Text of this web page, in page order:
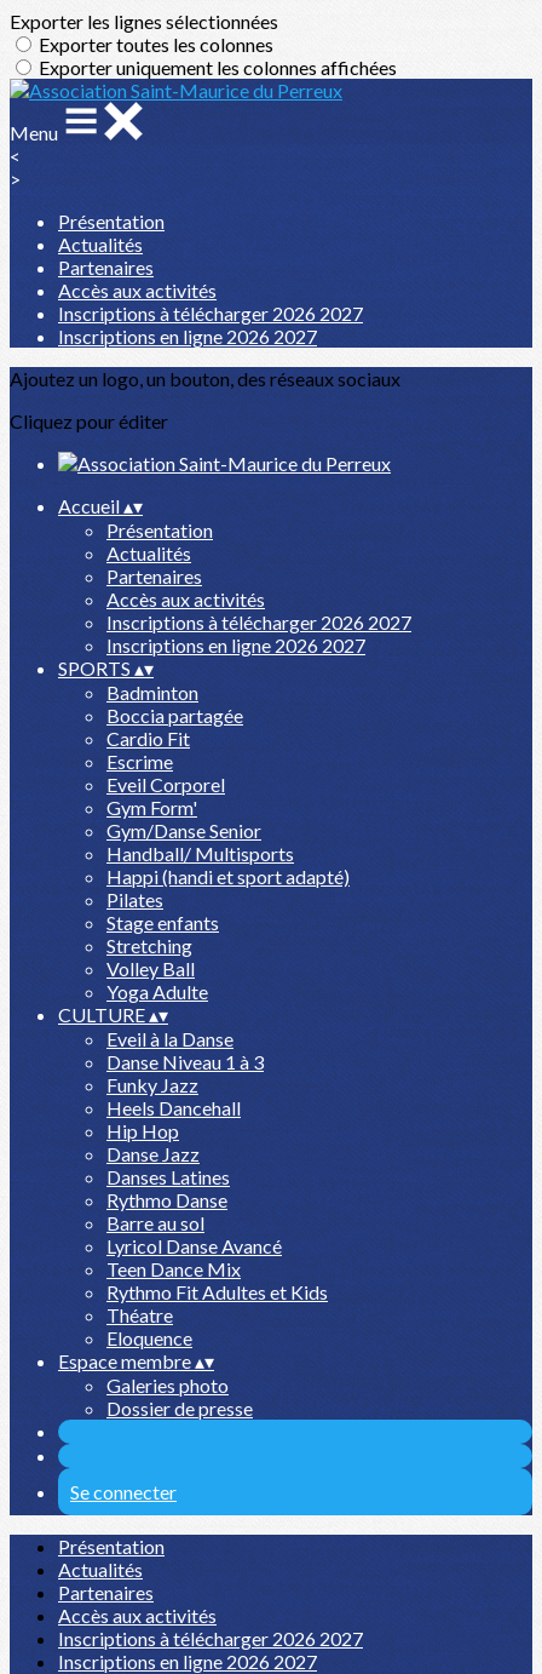
Exporter les lignes sélectionnées
Exporter toutes les colonnes
Exporter uniquement les colonnes affichées
Menu
<
>
Présentation
Actualités
Partenaires
Accès aux activités
Inscriptions à télécharger 2026 2027
Inscriptions en ligne 2026 2027
Ajoutez un logo, un bouton, des réseaux sociaux
Cliquez pour éditer
Accueil▴▾
Présentation
Actualités
Partenaires
Accès aux activités
Inscriptions à télécharger 2026 2027
Inscriptions en ligne 2026 2027
SPORTS▴▾
Badminton
Boccia partagée
Cardio Fit
Escrime
Eveil Corporel
Gym Form'
Gym/Danse Senior
Handball/ Multisports
Happi (handi et sport adapté)
Pilates
Stage enfants
Stretching
Volley Ball
Yoga Adulte
CULTURE▴▾
Eveil à la Danse
Danse Niveau 1 à 3
Funky Jazz
Heels Dancehall
Hip Hop
Danse Jazz
Danses Latines
Rythmo Danse
Barre au sol
Lyricol Danse Avancé
Teen Dance Mix
Rythmo Fit Adultes et Kids
Théatre
Eloquence
Espace membre▴▾
Galeries photo
Dossier de presse
Se connecter
Présentation
Actualités
Partenaires
Accès aux activités
Inscriptions à télécharger 2026 2027
Inscriptions en ligne 2026 2027